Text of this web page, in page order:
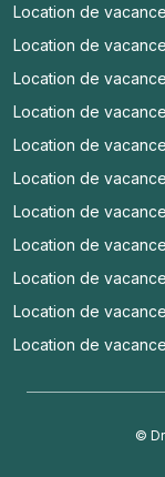
Location de
Location de
Location de
Location de
Location de
Location de
Location de
Location de
Location de
Location de
Location de
©